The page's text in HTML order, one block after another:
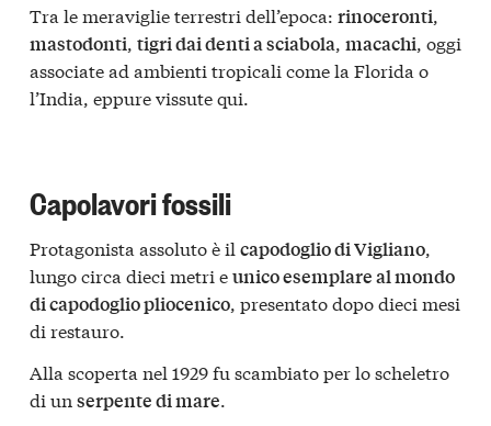
Tra le meraviglie terrestri dell’epoca: rinoceronti,
mastodonti, tigri dai denti a sciabola, macachi, oggi
associate ad ambienti tropicali come la Florida o
l’India, eppure vissute qui.
Capolavori fossili
Protagonista assoluto è il capodoglio di Vigliano,
lungo circa dieci metri eunico esemplare al mondo
di capodoglio pliocenico, presentato dopo dieci mesi
di restauro.
Alla scoperta nel 1929 fu scambiato per lo scheletro
di un serpente di mare.